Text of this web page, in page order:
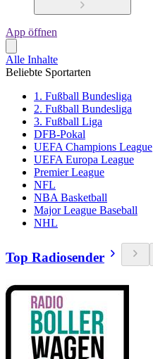
App öffnen
Alle Inhalte
Beliebte Sportarten
1. Fußball Bundesliga
2. Fußball Bundesliga
3. Fußball Liga
DFB-Pokal
UEFA Champions League
UEFA Europa League
Premier League
NFL
NBA Basketball
Major League Baseball
NHL
Top Radiosender